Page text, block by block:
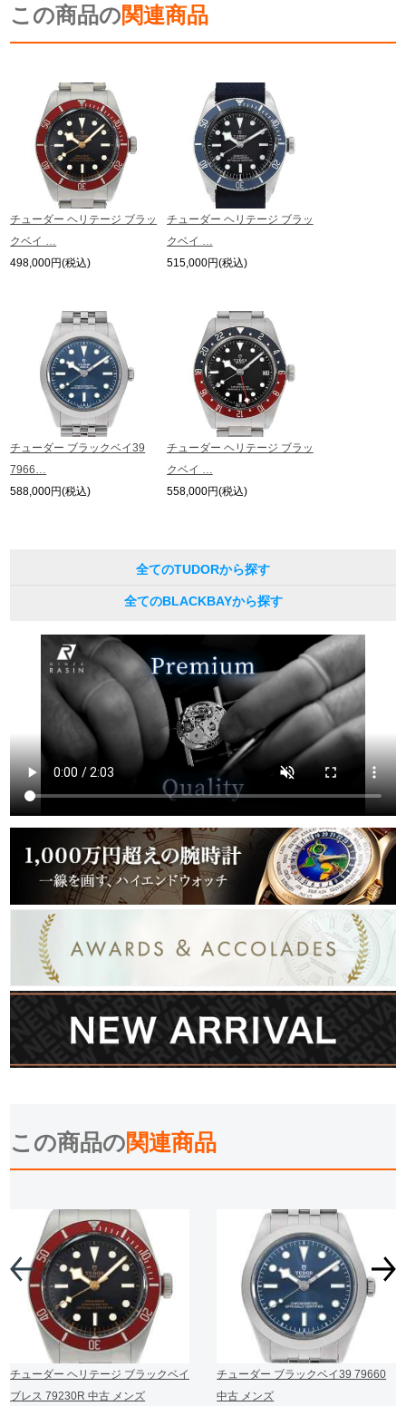
この商品の関連商品
チューダー ヘリテージ ブラッ
クベイ …
498,000円(税込)
チューダー ブラックベイ39
7966…
588,000円(税込)
チューダー ヘリテージ ブラッ
クベイ …
515,000円(税込)
チューダー ヘリテージ ブラッ
クベイ …
558,000円(税込)
全てのTUDORから探す
全てのBLACKBAYから探す
monitor settings.
edition numbers on the web.
*As we also sell our products in-store, there may be a time difference between
ordering on the website and processing in-store, and the item may be SOLD
Please be aware of this.
Also, if you would like to purchase in person, please contact us by phone or
email in advance to check stock availability.
* In the case of antique or used products, alternative parts may be used for the
exterior and internal machinery.
*The listed price is the price at the time of arrival.
この商品の関連商品
チューダー ヘリテージ ブラックベイ
ブレス 79230R 中古 メンズ
チューダー ブラックベイ39 79660
中古 メンズ